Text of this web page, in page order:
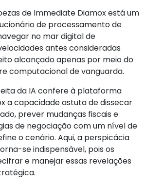
de Immediate Diamox está um
de processamento de
no mar digital de
antes consideradas
alcançado apenas por meio do
computacional de vanguarda.
da IA confere à plataforma
a capacidade astuta de dissecar
prever mudanças fiscais e
de negociação com um nível de
o cenário. Aqui, a perspicácia
se indispensável, pois os
e manejar essas revelações